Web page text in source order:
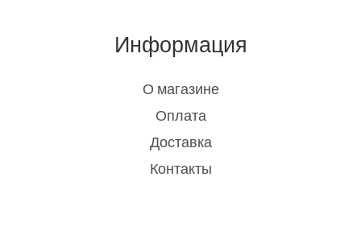
Информация
О магазине
Оплата
Доставка
Контакты